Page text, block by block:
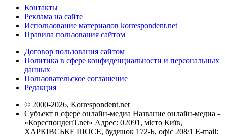
Контакты
Реклама на сайте
Использование материалов korrespondent.net
Правила пользования сайтом
Договор пользования сайтом
Политика в сфере конфиденциальности и персональных
данных
Пользовательское соглашение
Редакция
© 2000-2026, Korrespondent.net
Субъект в сфере онлайн-медиа Название онлайн-медиа -
«КореспонденТ.net» Адрес: 02091, місто Київ,
ХАРКІВСЬКЕ ШОСЕ, будинок 172-Б, офіс 208/1 E-mail: